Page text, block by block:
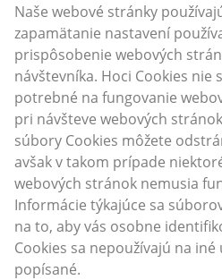
Naše webové stránky
zapamätanie nastavení
prispôsobenie webových
návštevníka. Hoci Cookies nie
potrebné na fungovanie
pri návšteve webových
súbory Cookies môžete
avšak v takom prípade
webových stránok nemusia
Informácie týkajúce sa
na to, aby vás osobne
Cookies sa nepoužívajú na
popísané.